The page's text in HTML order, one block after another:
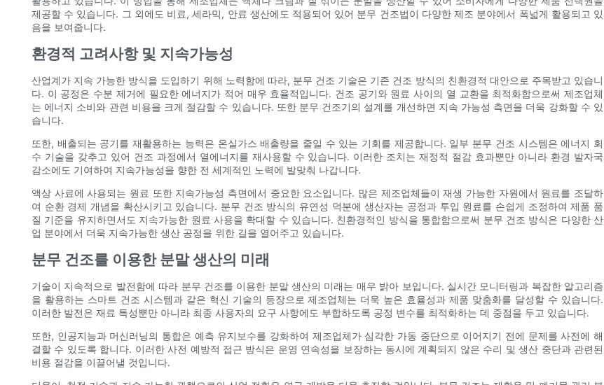
제공할 수 있습니다. 그 외에도 비료, 세라믹, 안료 생산에도 적용되어 있어 분무 건조법이 다양한 제조 분야에서 폭넓게 활용되고 있
음을 보여줍니다.
환경적 고려사항 및 지속가능성
산업계가 지속 가능한 방식을 도입하기 위해 노력함에 따라, 분무 건조 기술은 기존 건조 방식의 친환경적 대안으로 주목받고 있습니
다. 이 공정은 수분 제거에 필요한 에너지가 적어 매우 효율적입니다. 건조 공기와 원료 사이의 열 교환을 최적화함으로써 제조업체
는 에너지 소비와 관련 비용을 크게 절감할 수 있습니다. 또한 분무 건조기의 설계를 개선하면 지속 가능성 측면을 더욱 강화할 수 있
습니다.
또한, 배출되는 공기를 재활용하는 능력은 온실가스 배출량을 줄일 수 있는 기회를 제공합니다. 일부 분무 건조 시스템은 에너지 회
수 기술을 갖추고 있어 건조 과정에서 열에너지를 재사용할 수 있습니다. 이러한 조치는 재정적 절감 효과뿐만 아니라 환경 발자국
감소에도 기여하여 지속가능성을 향한 전 세계적인 노력에 발맞춰 나갑니다.
액상 사료에 사용되는 원료 또한 지속가능성 측면에서 중요한 요소입니다. 많은 제조업체들이 재생 가능한 자원에서 원료를 조달하
여 순환 경제 개념을 확산시키고 있습니다. 분무 건조 방식의 유연성 덕분에 생산자는 공정과 투입 원료를 손쉽게 조정하여 제품 품
질 기준을 유지하면서도 지속가능한 원료 사용을 확대할 수 있습니다. 친환경적인 방식을 통합함으로써 분무 건조 방식은 다양한 산
업 분야에서 더욱 지속가능한 생산 공정을 위한 길을 열어주고 있습니다.
분무 건조를 이용한 분말 생산의 미래
기술이 지속적으로 발전함에 따라 분무 건조를 이용한 분말 생산의 미래는 매우 밝아 보입니다. 실시간 모니터링과 복잡한 알고리즘
을 활용하는 스마트 건조 시스템과 같은 혁신 기술의 등장으로 제조업체는 더욱 높은 효율성과 제품 맞춤화를 달성할 수 있습니다.
이러한 발전은 재료 특성뿐만 아니라 최종 사용자의 요구 사항에도 부합하도록 공정 변수를 최적화하는 데 중점을 두고 있습니다.
또한, 인공지능과 머신러닝의 통합은 예측 유지보수를 강화하여 제조업체가 심각한 가동 중단으로 이어지기 전에 문제를 사전에 해
결할 수 있도록 합니다. 이러한 사전 예방적 접근 방식은 운영 연속성을 보장하는 동시에 계획되지 않은 수리 및 생산 중단과 관련된
비용 절감을 이끌어낼 것입니다.